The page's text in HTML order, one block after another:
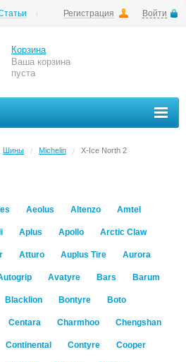
Регистрация Войти
Корзина
Ваша корзина
пуста
Шины / Michelin / X-Ice North 2
Aeolus Altenzo Amtel
Aplus Apollo Arctic Claw
Atturo Auplus Tire Aurora
Avatyre Bars Barum
Blacklion Bontyre Boto
Centara Charmhoo Chengshan
Continental Contyre Cooper